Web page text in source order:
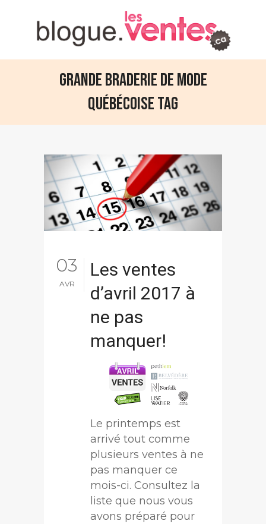
Grande Braderie de Mode
Québécoise Tag
03
AVR
Les ventes
d’avril 2017 à
ne pas
manquer!
Le printemps est
arrivé tout comme
plusieurs ventes à ne
pas manquer ce
mois-ci. Consultez la
liste que nous vous
avons préparé pour